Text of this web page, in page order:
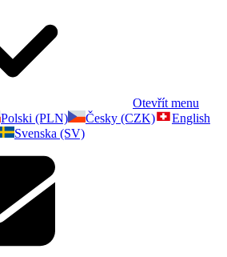
Otevřít menu
Polski (PLN) Česky (CZK)
English
Svenska (SV)